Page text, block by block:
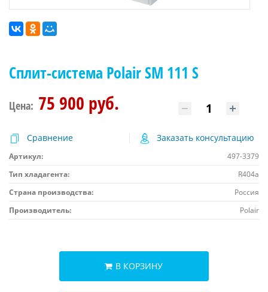
Сплит-система Polair SM 111 S
Цена: 75 900 руб.
Сравнение Заказать консультацию
Артикул:
497-3379
Тип хладагента:
R404a
Страна производства:
Россия
Производитель:
Polair
В КОРЗИНУ